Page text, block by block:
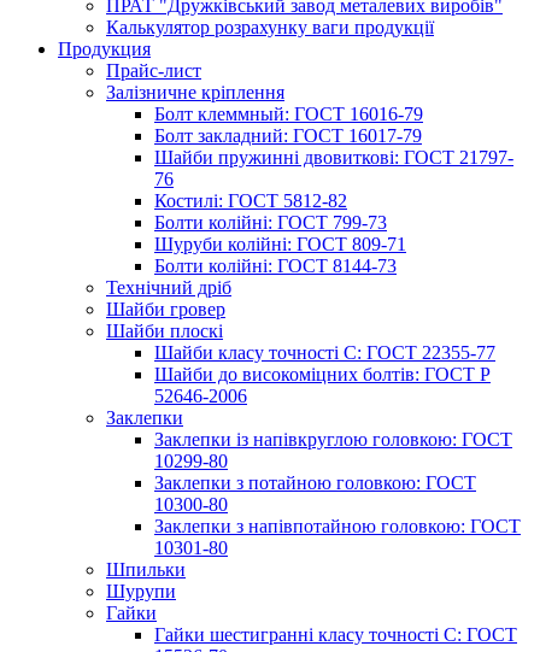
ПРАТ "Дружківський завод металевих виробів"
Калькулятор розрахунку ваги продукції
Продукция
Прайс-лист
Залізничне кріплення
Болт клеммный: ГОСТ 16016-79
Болт закладний: ГОСТ 16017-79
Шайби пружинні двовиткові: ГОСТ 21797-
76
Костилі: ГОСТ 5812-82
Болти колійні: ГОСТ 799-73
Шуруби колійні: ГОСТ 809-71
Болти колійні: ГОСТ 8144-73
Технічний дріб
Шайби гровер
Шайби плоскі
Шайби класу точності С: ГОСТ 22355-77
Шайби до високоміцних болтів: ГОСТ Р
52646-2006
Заклепки
Заклепки із напівкруглою головкою: ГОСТ
10299-80
Заклепки з потайною головкою: ГОСТ
10300-80
Заклепки з напівпотайною головкою: ГОСТ
10301-80
Шпильки
Шурупи
Гайки
Гайки шестигранні класу точності С: ГОСТ